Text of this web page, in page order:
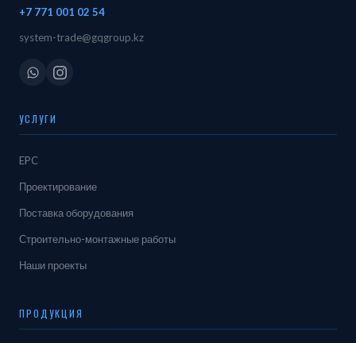
+7 771 001 02 54
system-trade@gqgroup.kz
УСЛУГИ
EPC
Проектирование
Поставка оборудования
Строительно-монтажные работы
Наши проекты
ПРОДУКЦИЯ